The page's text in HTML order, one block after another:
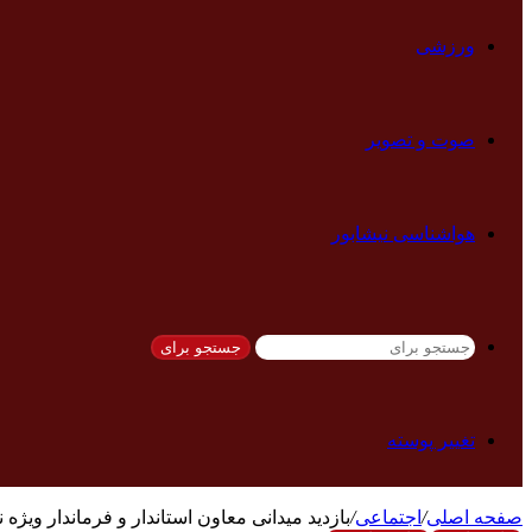
ورزشی
صوت و تصویر
هواشناسی نیشابور
جستجو برای
تغییر پوسته
صفحه اصلی/ اجتماعی/بازدید میدانی معاون استاندار و فرماندار